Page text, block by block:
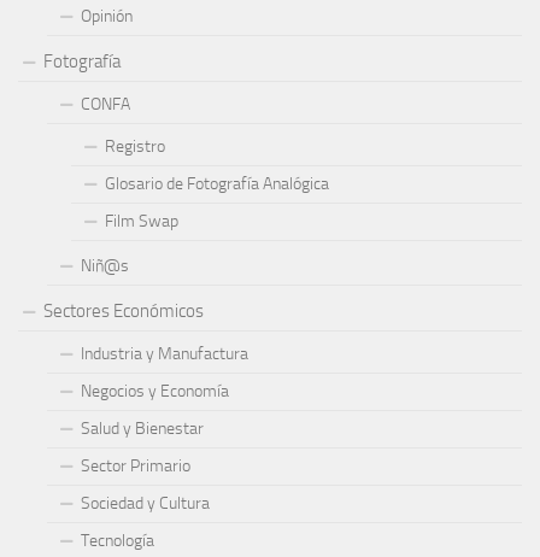
Opinión
Fotografía
CONFA
Registro
Glosario de Fotografía Analógica
Film Swap
Niñ@s
Sectores Económicos
Industria y Manufactura
Negocios y Economía
Salud y Bienestar
Sector Primario
Sociedad y Cultura
Tecnología